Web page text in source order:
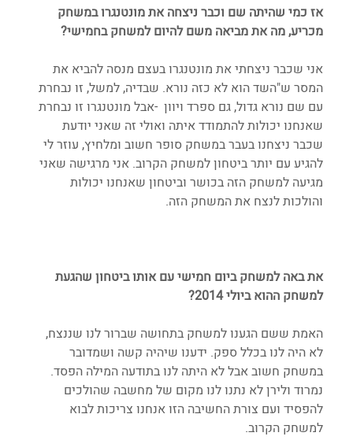
אז כמי שהיתה שם וכבר ניצחה את מונטנגרו במשחק
מכריע, מה את מביאה משם להיום למשחק בחמישי?
אני שכבר ניצחתי את מונטנגרו בעצם מנסה להביא את
המסר ש"השד הוא לא כזה נורא. שבדיה, למשל, זו נבחרת
עם שם נורא גדול, גם ספרד ויוון  -אבל מונטנגרו זו נבחרת
שאנחנו יכולות להתמודד איתה ואולי זה שאני יודעת
שכבר ניצחנו בעבר במשחק סופר חשוב ומלחיץ, עוזר לי
להגיע עם יותר ביטחון למשחק הקרוב. אני מרגישה שאני
מגיעה למשחק הזה בכושר וביטחון שאנחנו יכולות
והולכות לנצח את המשחק הזה.
את באה למשחק ביום חמישי עם אותו ביטחון שהגעת
למשחק ההוא ביולי 2014?
האמת ששם הגענו למשחק בתחושה שברור לנו שננצח,
לא היה לנו בכלל ספק. ידענו שיהיה קשה ושמדובר
במשחק חשוב אבל לא היתה לנו בתודעה המילה הפסד.
נמרוד ולירן לא נתנו לנו מקום של מחשבה שהולכים
להפסיד ועם צורת החשיבה הזו אנחנו צריכות לבוא
למשחק הקרוב.